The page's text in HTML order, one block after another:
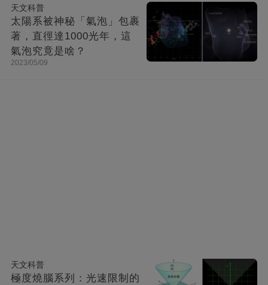
天文科普
太陽系被神秘「氣泡」包裹
著，直徑達1000光年，這
氣泡究竟是啥？
2023/05/09
天文科普
極度燒腦系列：光速限制的